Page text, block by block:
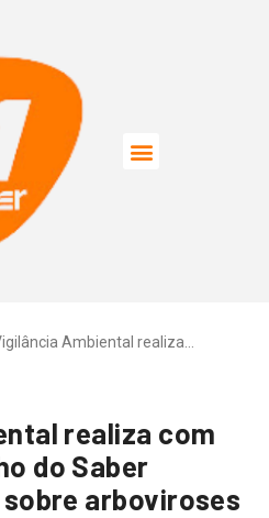
Ambiental realiza…
realiza com
do Saber
arboviroses